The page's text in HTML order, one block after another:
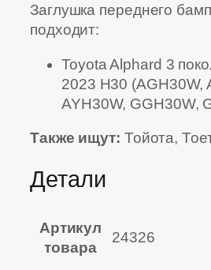
Заглушка переднего
подходит:
Toyota Alphard 3
2023 H30 (AGH30W,
AYH30W, GGH30W,
Также ищут: Тойота,
Детали
Артикул
товара
24326